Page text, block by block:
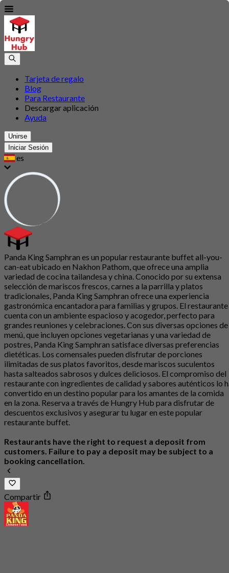
Tarjeta de regalo
Blog
Para Restaurante
Descargar aplicación
Ayuda
Unirse
Iniciar Sesión
es
Panda King Samphran es un popular restaurante buffet all-you-
can-eat ubicado en Nakhon Pathom, que ofrece una amplia
variedad de cocina tailandesa y china. Conocido por su extensa
selección de mariscos frescos, carnes a la parrilla y platos
tradicionales, Panda King Samphran ofrece una experiencia
gastronómica encantadora para familias y grupos. El restaurante
cuenta con un ambiente espacioso y acogedor, perfecto para
grandes reuniones y celebraciones. Con sus diversas opciones de
menú, que incluyen opciones vegetarianas y una variedad de
postres, Panda King Samphran satisface diversas preferencias
dietéticas. Los comensales pueden disfrutar de porciones
ilimitadas de sus platos favoritos, desde mariscos suculentos
hasta salteados sabrosos y dulces deliciosos. El compromiso del
restaurante con ingredientes de calidad y sabores auténticos lo
convertido en un destino popular para los amantes de la comida
en la zona. Reserva a través de Hungry Hub para disfrutar de
descuentos exclusivos y asegurar tu lugar en este popular
restaurante buffet.
Restaurants have the right to request a deposit from
customers. Failure to pay a deposit may be subject to a
booking cancellation.
Compartir